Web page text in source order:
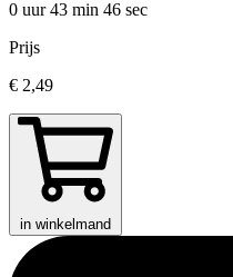
0 uur 43 min 46 sec
Prijs
€ 2,49
in winkelmand